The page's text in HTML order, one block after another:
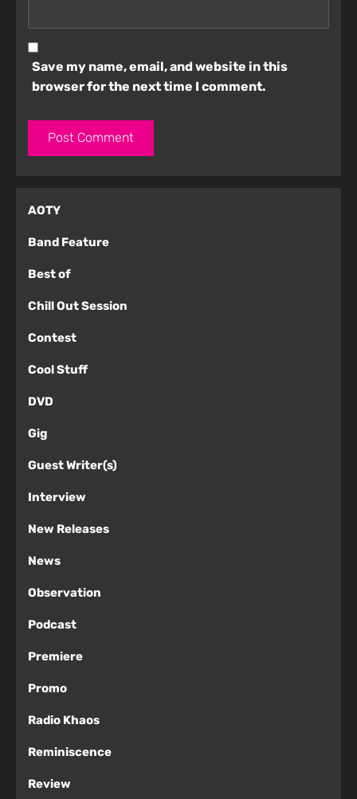
Save my name, email, and website in this
browser for the next time I comment.
AOTY
Band Feature
Best of
Chill Out Session
Contest
Cool Stuff
DVD
Gig
Guest Writer(s)
Interview
New Releases
News
Observation
Podcast
Premiere
Promo
Radio Khaos
Reminiscence
Review